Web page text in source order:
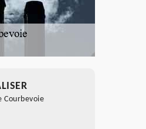
Courbevoie